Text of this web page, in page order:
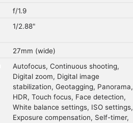
f/1.9
1/2.88"
27mm (wide)
Autofocus, Continuous shooting,
Digital zoom, Digital image
stabilization, Geotagging, Panorama,
HDR, Touch focus, Face detection,
White balance settings, ISO settings,
Exposure compensation, Self-timer,